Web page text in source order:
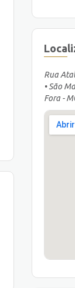
Rua
• São
Fora -